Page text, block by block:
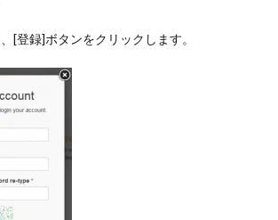
[登録]ボタンをクリックします。